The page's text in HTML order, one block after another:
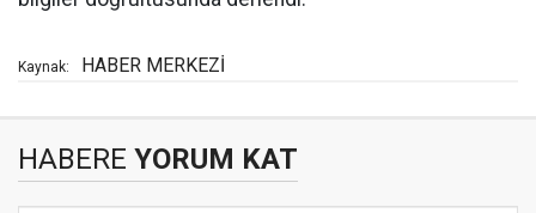
Kaynak: HABER MERKEZİ
HABERE YORUM KAT